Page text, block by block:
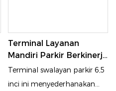
ini menghilangkan antrean
panjang di meja kasir dan
mengurangi biaya tenaga
kerja manual secara
Terminal Layanan
Mandiri Parkir Berkinerja
Tinggi 6,5 Inci Dengan
Pembaca Kartu
Terminal swalayan parkir 6,5
inci ini menyederhanakan